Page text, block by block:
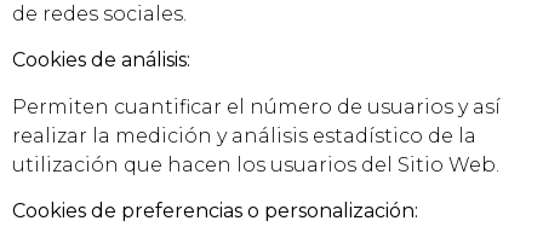
de redes sociales.
Cookies de análisis:
Permiten cuantificar el número de usuarios y así
realizar la medición y análisis estadístico de la
utilización que hacen los usuarios del Sitio Web.
Cookies de preferencias o personalización: